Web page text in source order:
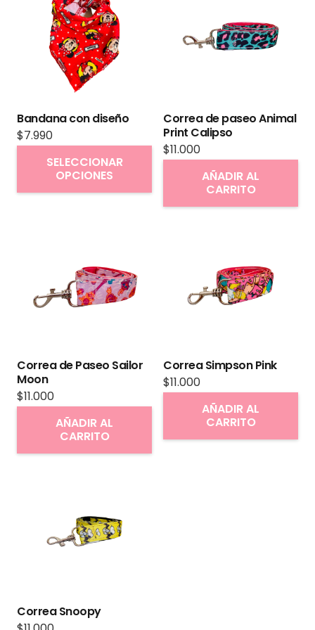
Bandana con diseño
$7.990
SELECCIONAR
OPCIONES
Este
producto
tiene
página
de
Correa de paseo Animal
Print Calipso
$11.000
AÑADIR AL
CARRITO
Correa de Paseo Sailor
Moon
$11.000
AÑADIR AL
CARRITO
Correa Simpson Pink
$11.000
AÑADIR AL
CARRITO
Correa Snoopy